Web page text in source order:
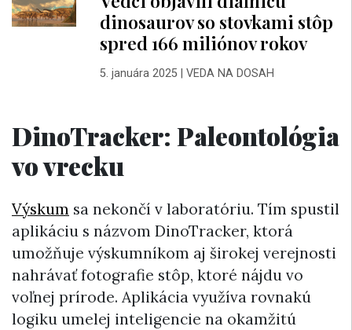
dinosaurov so stovkami stôp
spred 166 miliónov rokov
5. januára 2025| VEDA NA DOSAH
DinoTracker: Paleontológia
vo vrecku
Výskum sa nekončí v laboratóriu. Tím spustil
aplikáciu s názvom DinoTracker, ktorá
umožňuje výskumníkom aj širokej verejnosti
nahrávať fotografie stôp, ktoré nájdu vo
voľnej prírode. Aplikácia využíva rovnakú
logiku umelej inteligencie na okamžitú